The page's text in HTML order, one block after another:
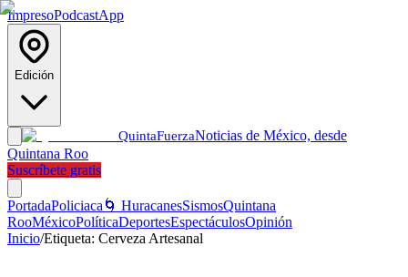
ImpresoPodcastApp
Edición
QuintaFuerzaNoticias de México, desde
Quintana Roo
Suscríbete gratis
PortadaPoliciaca 🌀 HuracanesSismosQuintana
RooMéxicoPolíticaDeportesEspectáculosOpinión
Inicio/Etiqueta: Cerveza Artesanal